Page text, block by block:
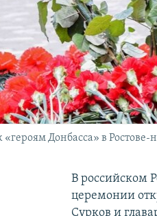
Донбасса» в Ростове-
В российском
церемонии
Сурков и